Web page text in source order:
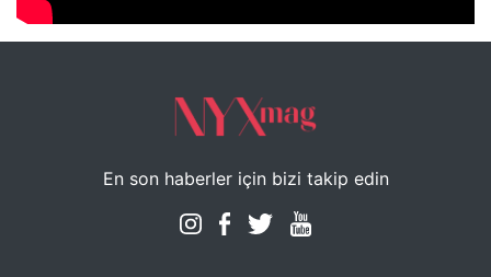
En son haberler için bizi takip edin